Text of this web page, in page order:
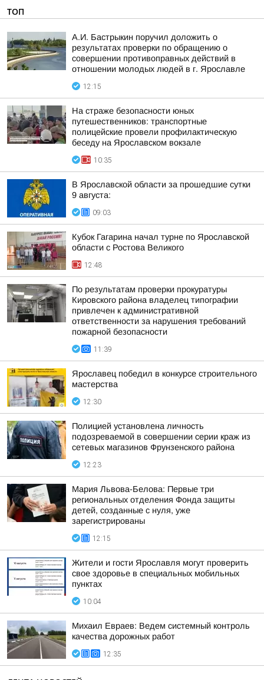
ТОП
А.И. Бастрыкин поручил доложить о
результатах проверки по обращению о
совершении противоправных действий в
отношении молодых людей в г. Ярославле
12:15
На страже безопасности юных
путешественников: транспортные
полицейские провели профилактическую
беседу на Ярославском вокзале
10:35
В Ярославской области за прошедшие сутки
9 августа:
09:03
Кубок Гагарина начал турне по Ярославской
области с Ростова Великого
12:48
По результатам проверки прокуратуры
Кировского района владелец типографии
привлечен к административной
ответственности за нарушения требований
пожарной безопасности
11:39
Ярославец победил в конкурсе строительного
мастерства
12:30
Полицией установлена личность
подозреваемой в совершении серии краж из
сетевых магазинов Фрунзенского района
12:23
Мария Львова-Белова: Первые три
региональных отделения Фонда защиты
детей, созданные с нуля, уже
зарегистрированы
12:15
Жители и гости Ярославля могут проверить
свое здоровье в специальных мобильных
пунктах
10:04
Михаил Евраев: Ведем системный контроль
качества дорожных работ
12:35